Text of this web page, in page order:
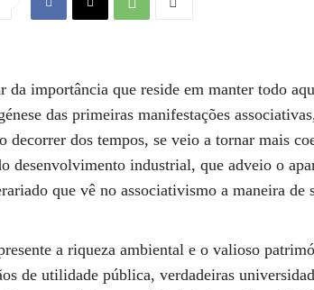
da importância que reside em manter todo
das primeiras manifestações
decorrer dos tempos, se veio a tornar mais
desenvolvimento industrial, que adveio o
que vê no associativismo a maneira de
a riqueza ambiental e o valioso
de utilidade pública, verdadeiras